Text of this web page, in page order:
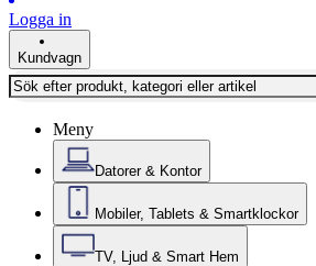
Logga in
Kundvagn
Meny
Datorer & Kontor
Mobiler, Tablets & Smartklockor
TV, Ljud & Smart Hem